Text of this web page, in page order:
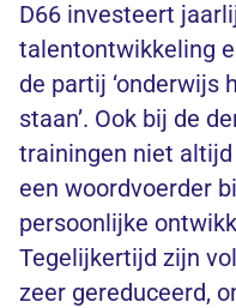
D66 investeert
talentontwikkeling
de partij ‘onderwijs
staan’. Ook bij de
trainingen niet
een woordvoerder
persoonlijke
Tegelijkertijd zijn
zeer gereduceerd,